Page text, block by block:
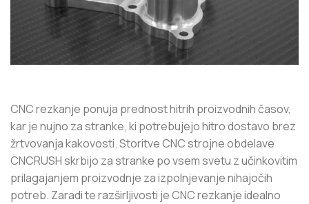
CNC rezkanje ponuja prednost hitrih proizvodnih časov,
kar je nujno za stranke, ki potrebujejo hitro dostavo brez
žrtvovanja kakovosti. Storitve CNC strojne obdelave
CNCRUSH skrbijo za stranke po vsem svetu z učinkovitim
prilagajanjem proizvodnje za izpolnjevanje nihajočih
potreb. Zaradi te razširljivosti je CNC rezkanje idealno